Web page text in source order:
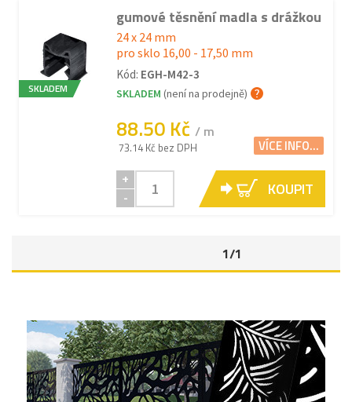
SKLADEM
gumové těsnění madla s drážkou
24 x 24 mm
pro sklo 16,00 - 17,50 mm
Kód: EGH-M42-3
SKLADEM (není na prodejně)
88.50 Kč / m
73.14 Kč bez DPH VÍCE INFO...
+
-
KOUPIT
1/1